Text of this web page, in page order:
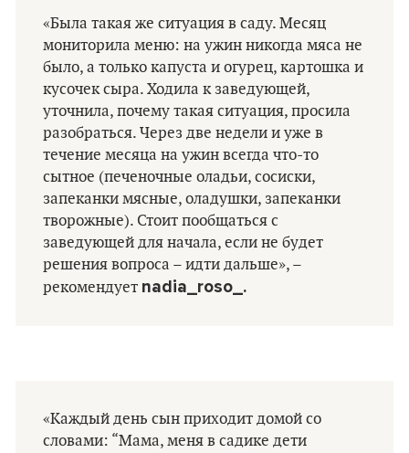
«Была такая же ситуация в саду. Месяц
мониторила меню: на ужин никогда мяса не
было, а только капуста и огурец, картошка и
кусочек сыра. Ходила к заведующей,
уточнила, почему такая ситуация, просила
разобраться. Через две недели и уже в
течение месяца на ужин всегда что-то
сытное (печеночные оладьи, сосиски,
запеканки мясные, оладушки, запеканки
творожные). Стоит пообщаться с
заведующей для начала, если не будет
решения вопроса – идти дальше», –
рекомендует nadia_roso_.
«Каждый день сын приходит домой со
словами: “Мама, меня в садике дети